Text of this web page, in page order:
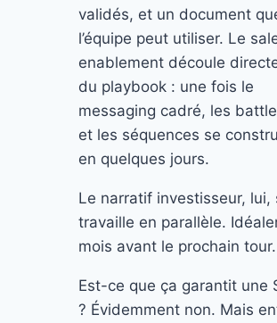
validés, et un document
l’équipe peut utiliser. Le
enablement découle
du playbook : une fois le
messaging cadré, les
et les séquences se
en quelques jours.
Le narratif investisseur, lui,
travaille en parallèle.
mois avant le prochain tour.
Est-ce que ça garantit une
? Évidemment non. Mais